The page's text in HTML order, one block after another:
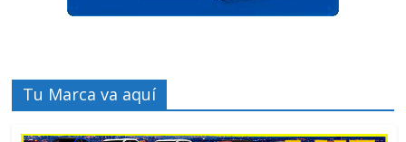
Tu Marca va aquí